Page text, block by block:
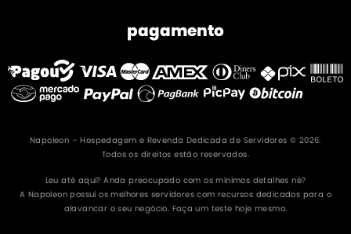
pagamento
Napoleon – Hospedagem e Revenda Dedicada de Servidores © 2026.
Todos os direitos estão reservados.
Leu até aqui? Anda preocupado com os mínimos detalhes né?
A Napoleon possuí os melhores servidores com recursos dedicados para o
alavancar o seu negócio. Faça um teste hoje mesmo.